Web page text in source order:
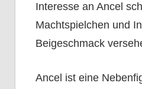
Interesse an Ancel
Machtspielchen und
Beigeschmack
Ancel ist eine